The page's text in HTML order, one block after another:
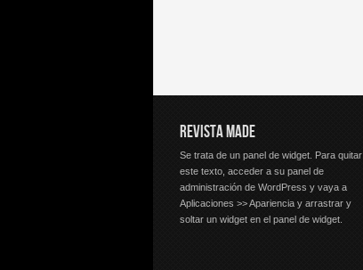
REVISTA MADE
Se trata de un panel de widget. Para quitar
este texto, acceder a su panel de
administración de WordPress y vaya a
Aplicaciones >> Apariencia y arrastrar y
soltar un widget en el panel de widget.